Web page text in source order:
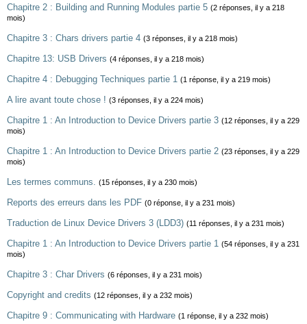
Chapitre 2 : Building and Running Modules partie 5 (2 réponses, il y a 218
mois)
Chapitre 3 : Chars drivers partie 4 (3 réponses, il y a 218 mois)
Chapitre 13: USB Drivers (4 réponses, il y a 218 mois)
Chapitre 4 : Debugging Techniques partie 1 (1 réponse, il y a 219 mois)
A lire avant toute chose ! (3 réponses, il y a 224 mois)
Chapitre 1 : An Introduction to Device Drivers partie 3 (12 réponses, il y a 229
mois)
Chapitre 1 : An Introduction to Device Drivers partie 2 (23 réponses, il y a 229
mois)
Les termes communs. (15 réponses, il y a 230 mois)
Reports des erreurs dans les PDF (0 réponse, il y a 231 mois)
Traduction de Linux Device Drivers 3 (LDD3) (11 réponses, il y a 231 mois)
Chapitre 1 : An Introduction to Device Drivers partie 1 (54 réponses, il y a 231
mois)
Chapitre 3 : Char Drivers (6 réponses, il y a 231 mois)
Copyright and credits (12 réponses, il y a 232 mois)
Chapitre 9 : Communicating with Hardware (1 réponse, il y a 232 mois)